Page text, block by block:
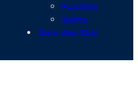
Fasilitas
Berita
Guru dan Staf